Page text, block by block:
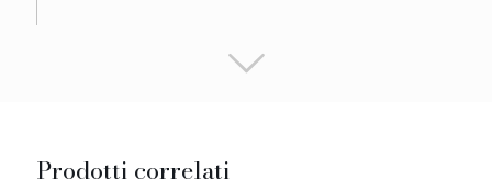
Prodotti correlati